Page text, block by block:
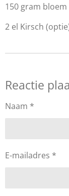
150 gram bloem
2 el Kirsch
Reactie
Naam *
E-mailadres *